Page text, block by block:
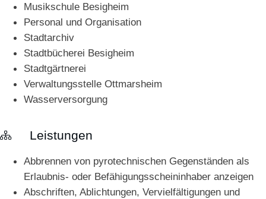
Musikschule Besigheim
Personal und Organisation
Stadtarchiv
Stadtbücherei Besigheim
Stadtgärtnerei
Verwaltungsstelle Ottmarsheim
Wasserversorgung
Leistungen
Abbrennen von pyrotechnischen Gegenständen als
Erlaubnis- oder Befähigungsscheininhaber anzeigen
Abschriften, Ablichtungen, Vervielfältigungen und